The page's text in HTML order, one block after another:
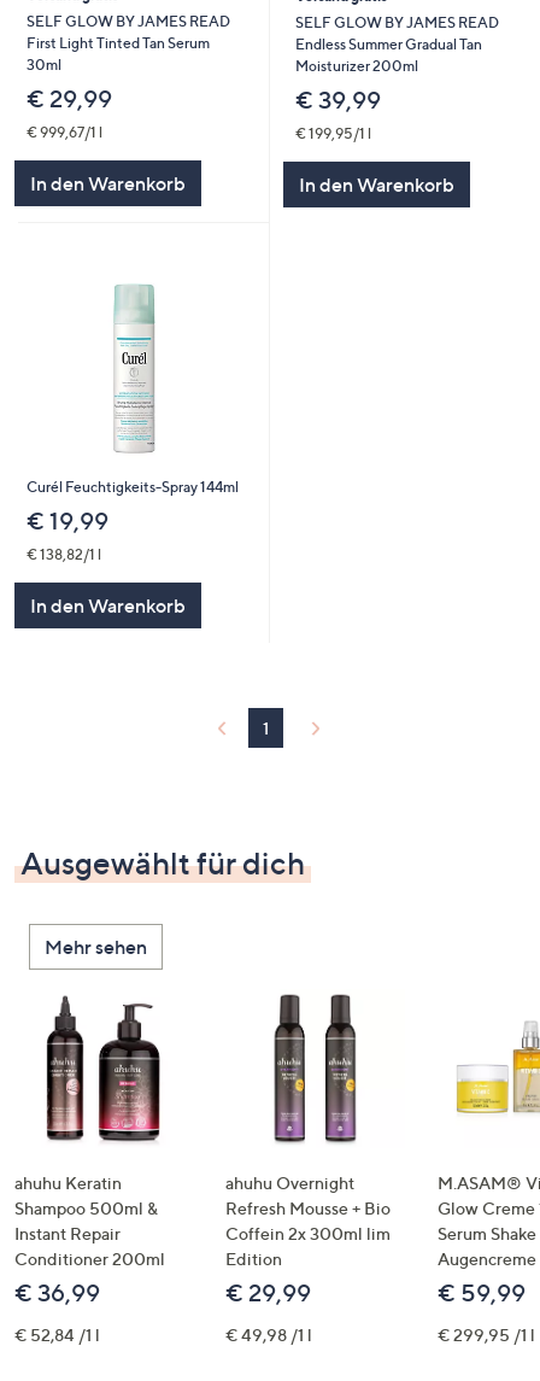
SELF GLOW BY JAMES READ
First Light Tinted Tan Serum
30ml
€ 29,99
€ 999,67/1 l
In den Warenkorb
SELF GLOW BY JAMES READ
Endless Summer Gradual Tan
Moisturizer 200ml
€ 39,99
€ 199,95/1 l
In den Warenkorb
Curél Feuchtigkeits-Spray 144ml
€ 19,99
€ 138,82/1 l
In den Warenkorb
1
Ausgewählt für dich
Mehr sehen
ahuhu Keratin
Shampoo 500ml &
Instant Repair
Conditioner 200ml
€ 36,99
€ 52,84 /1 l
ahuhu Overnight
Refresh Mousse + Bio
Coffein 2x 300ml lim
Edition
€ 29,99
€ 49,98 /1 l
M.ASAM®
Glow Creme
Serum
€ 59,99
€ 299,95 /1 l